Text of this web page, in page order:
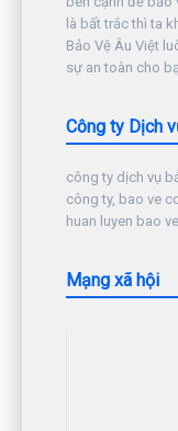
là bất trắc thì ta
Bảo Vệ Âu Việt
sự an toàn cho
Công ty Dịch
công ty dịch vụ
công ty, bao ve
huan luyen bao
Mạng xã hội